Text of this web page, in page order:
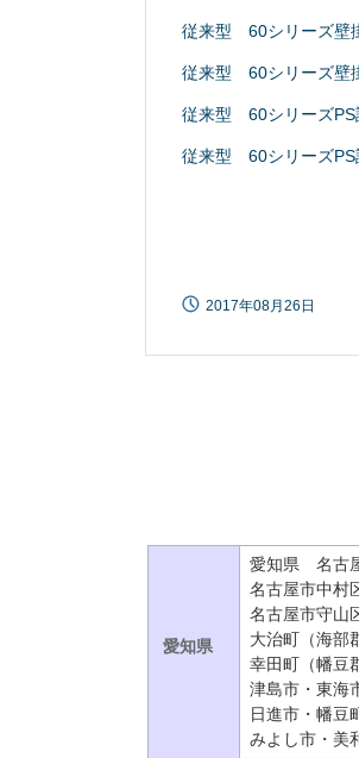
従来型 60シリーズ壁
従来型 60シリーズ壁
従来型 60シリーズ
従来型 60シリーズ
2017年08月26日
愛知県
愛知県 名古
名古屋市中村
名古屋市守山
大治町（海部
幸田町（幡豆
津島市・東海
日進市・幡豆
みよし市・美